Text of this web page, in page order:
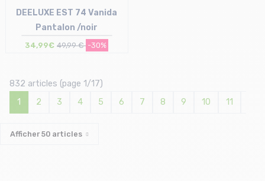
40
DEELUXE EST 74 Vanida
Pantalon /noir
34,99€ 49,99 € -30%
832 articles (page 1/17)
1
2 3 4 5 6 7 8 9 10 11
Afficher50 articles